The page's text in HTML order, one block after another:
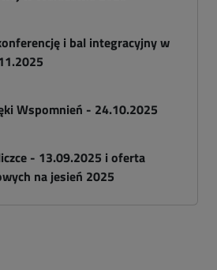
i bal integracyjny w
Wspomnień - 24.10.2025
- 13.09.2025 i oferta
na jesień 2025